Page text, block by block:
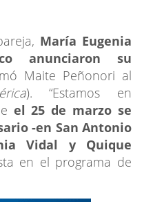
María Eugenia
anunciaron su
Maite Peñonori al
). “Estamos en
el 25 de marzo se
-en San Antonio
Vidal y Quique
en el programa de